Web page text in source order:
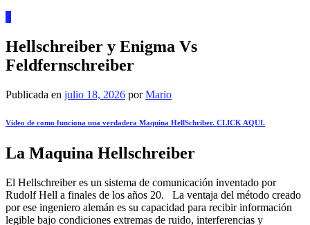
Hellschreiber y Enigma Vs
Feldfernschreiber
Publicada en julio 18, 2026 porMario
Video de como funciona una verdadera Maquina HellSchriber. CLICK AQUI.
La Maquina Hellschreiber
El Hellschreiber es un sistema de comunicación inventado por
Rudolf Hell a finales de los años 20. La ventaja del método creado
por ese ingeniero alemán es su capacidad para recibir información
legible bajo condiciones extremas de ruido, interferencias y